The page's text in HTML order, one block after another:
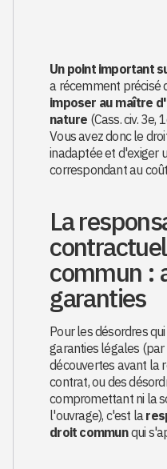
Un point important
a récemment précisé
imposer au maître
nature (Cass. civ. 3e,
Vous avez donc le
inadaptée et d'exiger
correspondant au
La
commun :
garanties
Pour les désordres
garanties légales
découvertes avant la
contrat, ou des
compromettant ni la
l'ouvrage), c'est la
droit communqui